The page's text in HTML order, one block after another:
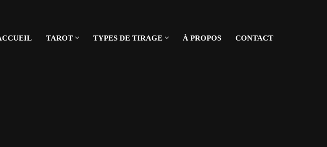
TAROT TYPES DE TIRAGE À PROPOS CONTACT